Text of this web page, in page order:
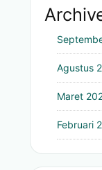
Agustus
Maret
Februari